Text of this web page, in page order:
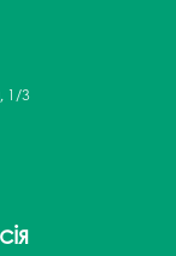
1/3